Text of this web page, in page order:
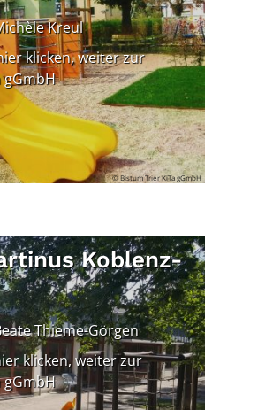
Kreul
klicken, weiter zur
gGmbH
© Bistum Trier KiTa gGmbH
Koblenz-
Thieme-Görgen
klicken, weiter zur
gGmbH